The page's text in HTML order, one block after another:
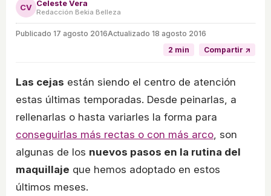
CV Celeste Vera
Redacción Bekia Belleza
Publicado 17 agosto 2016Actualizado 18 agosto 2016
2 min
Compartir ↗
Las cejas están siendo el centro de atención
estas últimas temporadas. Desde peinarlas, a
rellenarlas o hasta variarles la forma para
conseguirlas más rectas o con más arco, son
algunas de los nuevos pasos en la rutina del
maquillaje que hemos adoptado en estos
últimos meses.